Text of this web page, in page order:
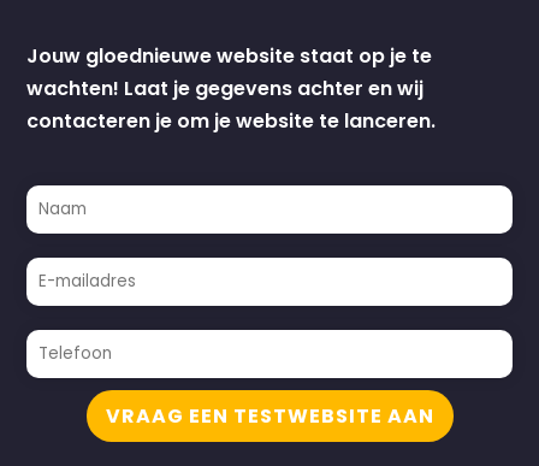
Jouw gloednieuwe website staat op je te
wachten! Laat je gegevens achter en wij
contacteren je om je website te lanceren.
VRAAG EEN TESTWEBSITE AAN